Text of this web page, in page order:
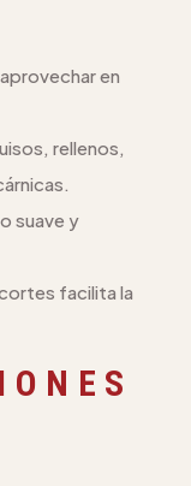
en
rellenos,
suave y
facilita la